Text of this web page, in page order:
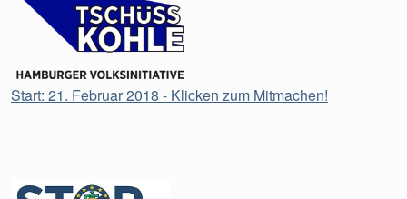
Start: 21. Februar 2018 - Klicken zum Mitmachen!